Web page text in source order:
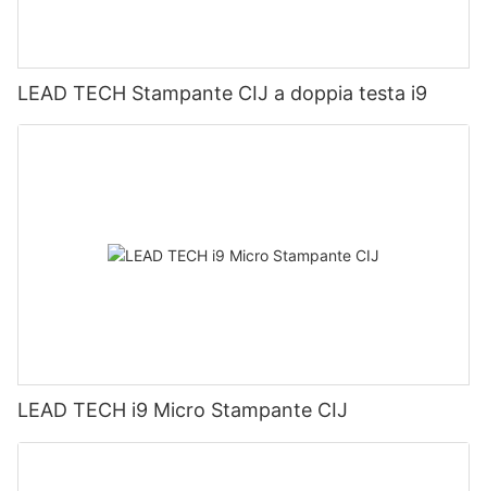
LEAD TECH Stampante CIJ a doppia testa i9
LEAD TECH i9 Micro Stampante CIJ